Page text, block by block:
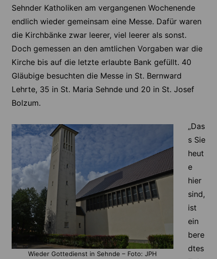
Sehnder Katholiken am vergangenen Wochenende
endlich wieder gemeinsam eine Messe. Dafür waren
die Kirchbänke zwar leerer, viel leerer als sonst.
Doch gemessen an den amtlichen Vorgaben war die
Kirche bis auf die letzte erlaubte Bank gefüllt. 40
Gläubige besuchten die Messe in St. Bernward
Lehrte, 35 in St. Maria Sehnde und 20 in St. Josef
Bolzum.
Wieder Gottedienst in Sehnde – Foto: JPH
„Das
s Sie
heut
e
hier
sind,
ist
ein
bere
dtes